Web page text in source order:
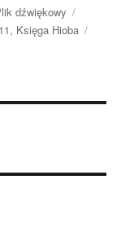
dźwiękowy
, Księga Hioba